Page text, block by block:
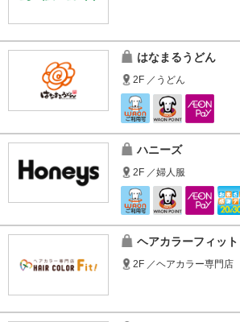
はなまるうどん
2F ／うどん
ハニーズ
2F ／婦人服
ヘアカラーフィット
2F ／ヘアカラー専門店